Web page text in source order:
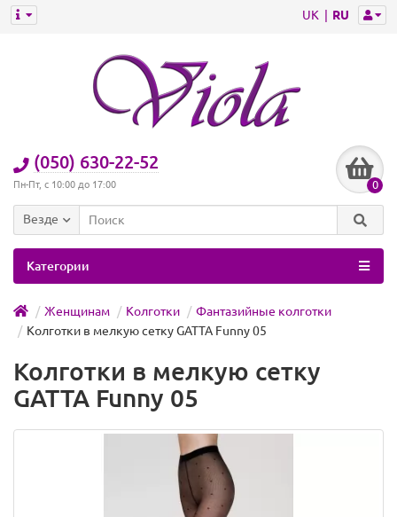
UK RU
(050) 630-22-52
Пн-Пт, с 10:00 до 17:00 0
Везде
Категории
Женщинам Колготки
Фантазийные колготки
Колготки в мелкую сетку GATTA Funny 05
Колготки в мелкую сетку
GATTA Funny 05